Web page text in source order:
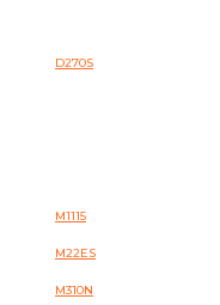
D270S
M1115
M22ES
M310N